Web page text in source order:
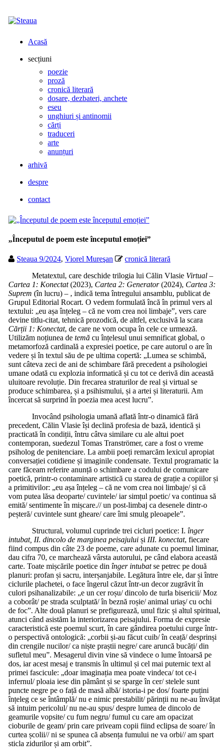
Acasă
secțiuni
poezie
proză
cronică literară
dosare, dezbateri, anchete
eseu
unghiuri și antinomii
cărți
traduceri
arte
anunțuri
arhivă
despre
contact
„Începutul de poem este începutul emoției”
Steaua 9/2024,Viorel Mureşan
cronică literară
Metatextul, care deschide trilogia lui Călin Vlasie Virtual–
Cartea 1: Konectat(2023), Cartea 2: Generator(2024), Cartea 3:
Suprem(în lucru) – , indică tema întregului ansamblu, publicat de
Grupul Editorial Rocart. O vedem formulată încă în primul vers al
textului: „eu așa înțeleg – că ne vom crea noi limbaje”, vers care
devine titlu-citat, tehnică prozodică, de altfel, exclusivă la scara
Cărții 1: Konectat, de care ne vom ocupa în cele ce urmează.
Utilizăm noțiunea detemă cu înțelesul unui semnificat global, o
metamorfoză cardinală a expresiei poetice, pe care autorul o are în
vedere și în textul său de pe ultima copertă: „Lumea se schimbă,
sunt câteva zeci de ani de schimbare fără precedent a psihologiei
umane odată cu explozia informatică și cu tot ce derivă din această
uluitoare revoluție. Din frecarea straturilor de real și virtual se
produce schimbarea, și a psihismului, și a artei și literaturii. Am
încercat să surprind în poezia mea acest lucru”.
Invocând psihologia umană aflată într-o dinamică fără
precedent, Călin Vlasie își declină profesia de bază, identică și
practicată în condiții, întru câtva similare cu ale altui poet
contemporan, suedezul Tomas Tranströmer, care a fost o vreme
psiholog de penitenciare. La ambii poeți remarcăm lexicul apropiat
conversației cotidiene și imaginile condensate. Textul programatic la
care făceam referire anunță o schimbare a codului de comunicare
poetică, printr-o contaminare artistică cu starea de grație a copiilor și
a primitivilor: „eu așa înțeleg – că ne vom crea noi limbaje/ și că
vom putea lăsa deoparte/ cuvintele/ iar simțul poetic/ va continua să
emită/ sentimente în mișcare.// un post-limbaj ca desenele dintr-o
peșteră/ cuvintele sunt gheare/ care îmi smulg pleoapele”.
Structural, volumul cuprinde trei cicluri poetice: I.înger
intubat, II. dincolo de marginea peisajului și III. konectat, fiecare
fiind compus din câte 23 de poeme, care adunate cu poemul liminar,
dau cifra 70, ce marchează vârsta autorului, pe când elabora această
carte. Toate mișcările poetice dinînger intubatse petrec pe două
planuri: profan și sacru, interșanjabile. Legătura între ele, dar și între
ciclurile plachetei, o face îngerul căzut într-un decor zugrăvit în
culori psihanalizabile: „e un cer roșu/ dincolo de turla bisericii/ Moz
a coborât/ pe strada sculptată/ în beznă roșie/ animal uriaș/ cu ochi
de foc”. Alte două planuri se prefigurează, unul fizic și altul
atunci când asistăm la interiorizarea peisajului. Forma de expresie
caracteristică este poemul scurt, în care gândirea poetului curge într-
o perspectivă ontologică: „corbii și-au făcut cuib/ în ceață/ desprinși
din crengile nucilor/ ca niște praștii negre/ care aruncă bucăți/ din
sufletul meu”. Mesagerul divin vine să vindece o lume întoarsă pe
dos, iar acest mesaj e transmis în ultimul și cel mai puternic text al
primei fascicule: „doar imaginația mea poate vindeca/ tot ce-i
infernul/ ploaia iese din pământ și se sparge în cer/ stelele sunt
puncte negre pe o față de masă albă/ istoria-i pe dos/ foarte puțini
înțeleg ce se întâmplă/ nu e nimic prestabilit/ părinții nu ne-au învățat
să intuim pericolul/ nu ne-au spus/ despre lumea de dincolo de
geamurile vopsite/ cu fum negru/ fumul cu care am opacizat
cioburile de geam/ prin care priveam copii fiind eclipsa de soare/ în
curtea școlii// ni se spunea că absența fumului ne va orbi// am spart
sticla zidurilor și am orbit”.